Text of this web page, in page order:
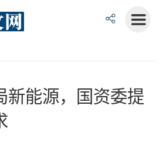
新能源，国资委提